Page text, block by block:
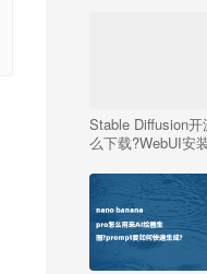
Stable Diffusion开
么下载?WebUI安